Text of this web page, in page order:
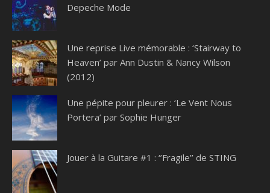
Depeche Mode
Une reprise Live mémorable : ‘Stairway to
Heaven’ par Ann Dustin & Nancy Wilson
(2012)
Une pépite pour pleurer : ‘Le Vent Nous
Portera’ par Sophie Hunger
Jouer à la Guitare #1 : ‘’Fragile’’ de STING